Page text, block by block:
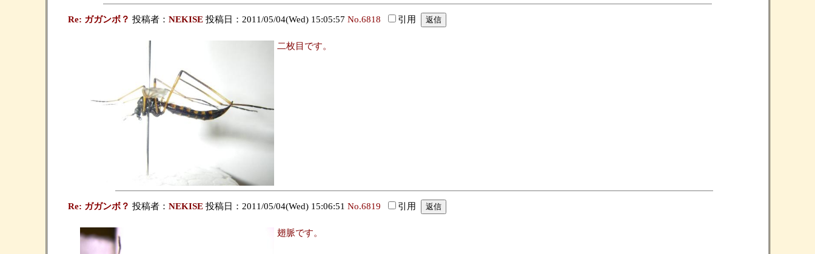
Re: ガガンボ？ 投稿者： NEKISE投稿日：2011/05/04(Wed) 15:05:57 No.6818 引用
二枚目です。
Re: ガガンボ？ 投稿者： NEKISE投稿日：2011/05/04(Wed) 15:06:51 No.6819 引用
翅脈です。